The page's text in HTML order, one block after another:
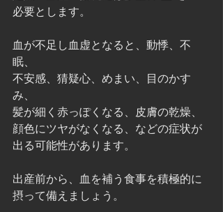
必要とします。
血が不足し血虚となると、動悸、不
眠、
不安感、猜疑心、めまい、目のかす
み、
髪が細く赤っぽくなる、皮膚の乾燥、
顔色にツヤがなくなる、などの症状が
出る可能性があります。
出産前から、血を補う食事を積極的に
摂って備えましょう。